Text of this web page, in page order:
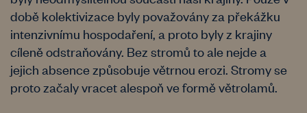
době kolektivizace byly považovány za překážku
intenzivnímu hospodaření, a proto byly z krajiny
cíleně odstraňovány. Bez stromů to ale nejde a
jejich absence způsobuje větrnou erozi. Stromy se
proto začaly vracet alespoň ve formě větrolamů.